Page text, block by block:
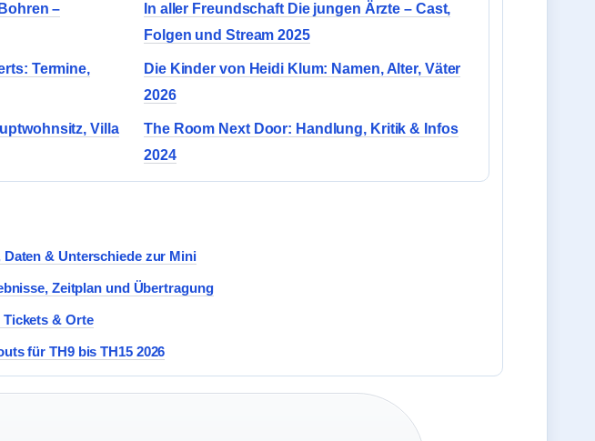
–
In aller Freundschaft Die jungen Ärzte – Cast,
Folgen und Stream 2025
Termine,
Die Kinder von Heidi Klum: Namen, Alter, Väter
2026
Villa
The Room Next Door: Handlung, Kritik & Infos
2024
& Unterschiede zur Mini
Zeitplan und Übertragung
Tickets & Orte
für TH9 bis TH15 2026